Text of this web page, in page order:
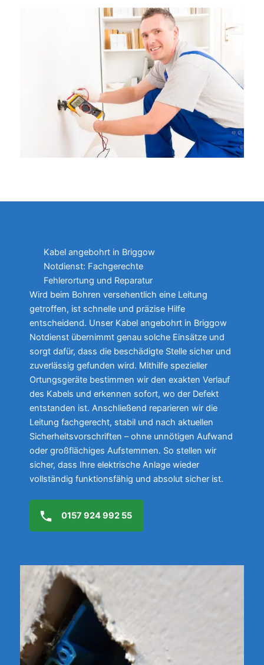
Kabel angebohrt in Briggow
Notdienst: Fachgerechte
Fehlerortung und Reparatur
Wird beim Bohren versehentlich eine Leitung
getroffen, ist schnelle und präzise Hilfe
entscheidend. Unser Kabel angebohrt in Briggow
Notdienst übernimmt genau solche Einsätze und
sorgt dafür, dass die beschädigte Stelle sicher und
zuverlässig gefunden wird. Mithilfe spezieller
Ortungsgeräte bestimmen wir den exakten Verlauf
des Kabels und erkennen sofort, wo der Defekt
entstanden ist. Anschließend reparieren wir die
Leitung fachgerecht, stabil und nach aktuellen
Sicherheitsvorschriften – ohne unnötigen Aufwand
oder großflächiges Aufstemmen. So stellen wir
sicher, dass Ihre elektrische Anlage wieder
vollständig funktionsfähig und absolut sicher ist.
0157 924 992 55